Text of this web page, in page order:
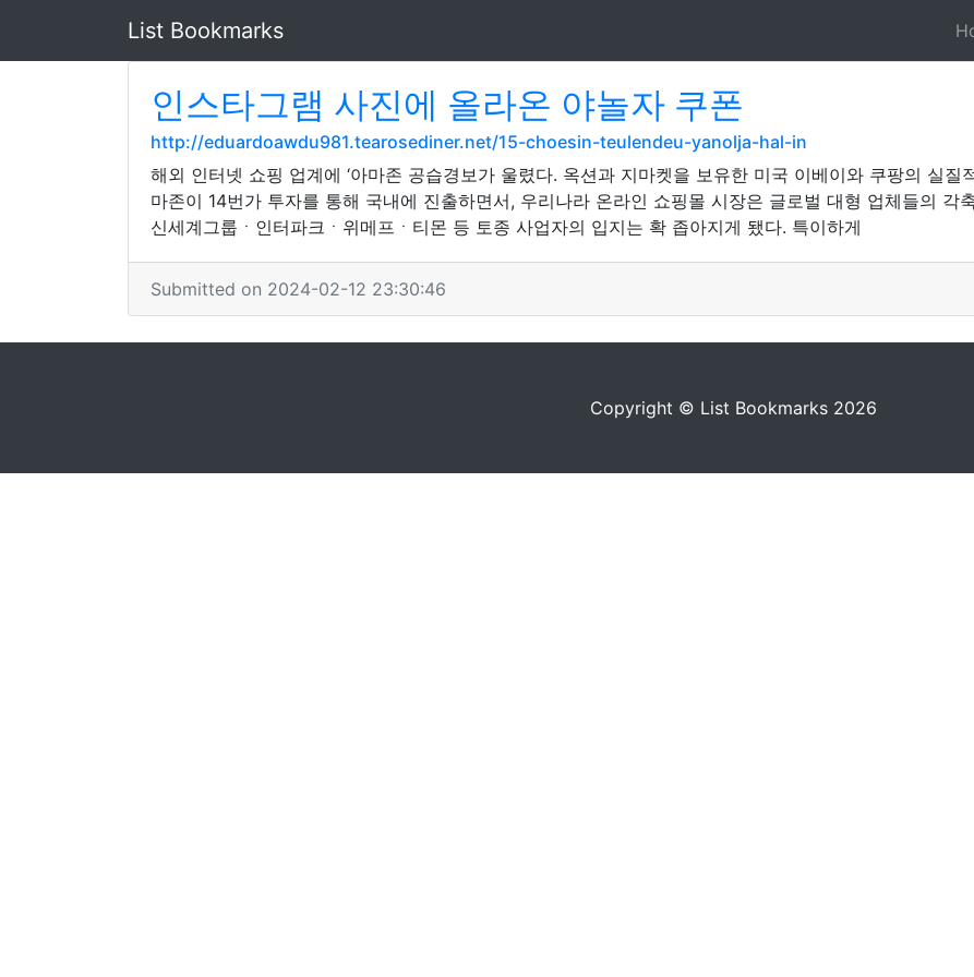
List Bookmarks
인스타그램 사진에 올라온 야놀자 쿠폰
http://eduardoawdu981.tearosediner.net/15-choesin-teulendeu-yanolja-hal-in
해외 인터넷 쇼핑 업계에 ‘아마존 공습경보가 울렸다. 옥션과 지마켓을 보유한 미국 이베이와 쿠팡의 실
마존이 14번가 투자를 통해 국내에 진출하면서, 우리나라 온라인 쇼핑몰 시장은 글로벌 대형 업체들의 각
신세계그룹ㆍ인터파크ㆍ위메프ㆍ티몬 등 토종 사업자의 입지는 확 좁아지게 됐다. 특이하게
Submitted on 2024-02-12 23:30:46
Copyright © List Bookmarks 2026